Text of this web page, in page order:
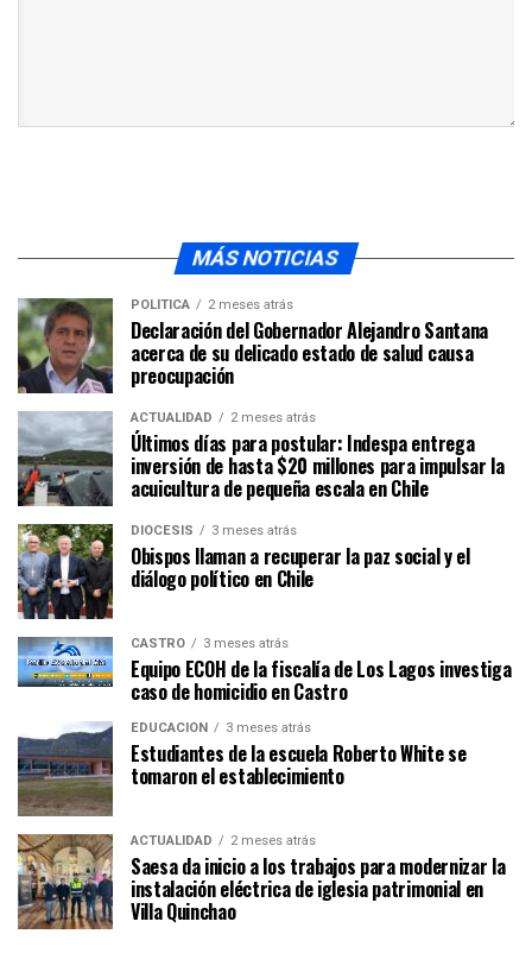
MÁS NOTICIAS
POLÍTICA 2 meses atrás
Declaración del Gobernador Alejandro Santana
acerca de su delicado estado de salud causa
preocupación
ACTUALIDAD 2 meses atrás
Últimos días para postular: Indespa entrega
inversión de hasta $20 millones para impulsar la
acuicultura de pequeña escala en Chile
DIÓCESIS 3 meses atrás
Obispos llaman a recuperar la paz social y el
diálogo político en Chile
CASTRO 3 meses atrás
Equipo ECOH de la fiscalía de Los Lagos investiga
caso de homicidio en Castro
EDUCACIÓN 3 meses atrás
Estudiantes de la escuela Roberto White se
tomaron el establecimiento
ACTUALIDAD 2 meses atrás
Saesa da inicio a los trabajos para modernizar la
instalación eléctrica de iglesia patrimonial en
Villa Quinchao